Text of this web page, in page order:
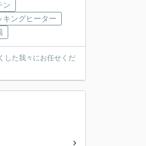
ン
キングヒーター
した我々にお任せくだ